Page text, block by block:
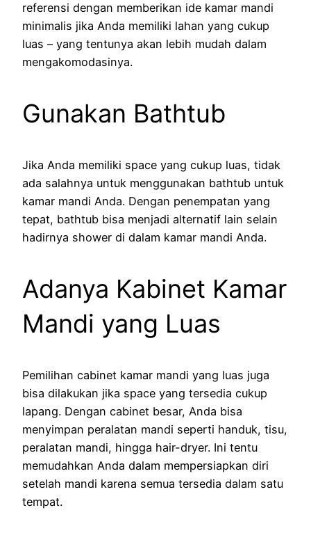
referensi dengan memberikan ide kamar mandi
minimalis jika Anda memiliki lahan yang cukup
luas – yang tentunya akan lebih mudah dalam
mengakomodasinya.
Gunakan Bathtub
Jika Anda memiliki space yang cukup luas, tidak
ada salahnya untuk menggunakan bathtub untuk
kamar mandi Anda. Dengan penempatan yang
tepat, bathtub bisa menjadi alternatif lain selain
hadirnya shower di dalam kamar mandi Anda.
Adanya Kabinet Kamar
Mandi yang Luas
Pemilihan cabinet kamar mandi yang luas juga
bisa dilakukan jika space yang tersedia cukup
lapang. Dengan cabinet besar, Anda bisa
menyimpan peralatan mandi seperti handuk, tisu,
peralatan mandi, hingga hair-dryer. Ini tentu
memudahkan Anda dalam mempersiapkan diri
setelah mandi karena semua tersedia dalam satu
tempat.